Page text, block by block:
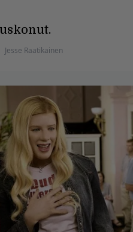
Jesse Raatikainen